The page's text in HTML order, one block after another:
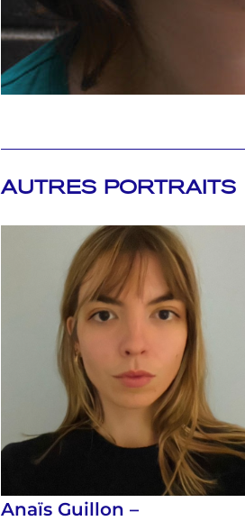
AUTRES PORTRAITS
Anaïs Guillon –